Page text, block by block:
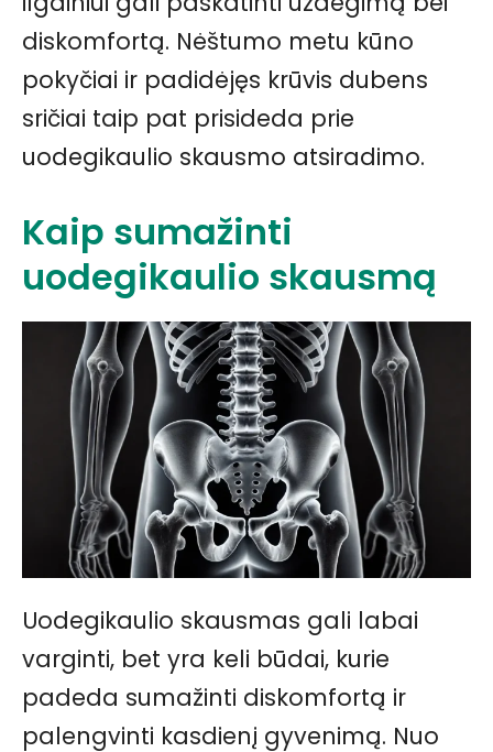
diskomfortą. Nėštumo metu kūno
pokyčiai ir padidėjęs krūvis dubens
sričiai taip pat prisideda prie
uodegikaulio skausmo atsiradimo.
Kaip sumažinti
uodegikaulio skausmą
Uodegikaulio skausmas gali labai
varginti, bet yra keli būdai, kurie
padeda sumažinti diskomfortą ir
palengvinti kasdienį gyvenimą. Nuo